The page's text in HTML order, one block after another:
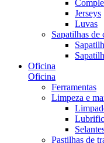
Jerseys
Luvas
Sapatilhas de
Oficina
Oficina
Ferramentas
Limpeza e
Pastilhas de